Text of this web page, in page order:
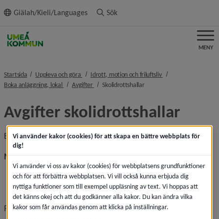
innehållet
Giälah/Kieli/Languages Sök
MENY
Startsida Uppleva och göra nivå i brödsmulenavigeringen
Idrott, motion och friluftsliv nivå i
Boka anläggning, lokal nivå i brödsmulenavigeringen
Avgifter nivå i brödsmulenavigeringen
Skolidrottshallarnivå i
Avgifter skolidrottshallar
Befintlig utrustning ingår.
Mindre skolidrottshallar
Föreningar: 133 kr/timme
Privatpersoner: 234 kr/timme
Övriga: 312 kr/timme
Priserna gäller följande skolidrottshallar:
Vi använder kakor (cookies) för att skapa en bättre webbplats för
dig!
Vi använder vi oss av kakor (cookies) för webbplatsens grundfunktioner
och för att förbättra webbplatsen. Vi vill också kunna erbjuda dig
nyttiga funktioner som till exempel uppläsning av text. Vi hoppas att
det känns okej och att du godkänner alla kakor. Du kan ändra vilka
kakor som får användas genom att klicka på inställningar.